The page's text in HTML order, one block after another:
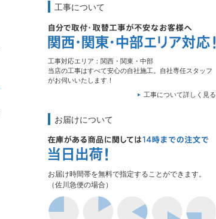
工事について
工事対応エリア：関西・関東・中部
当店の工事はすべて安心の自社施工。自社専任スタッフ
がお伺いいたします！
工事について詳しく見る
お届けについて
お届け時間帯を無料で指定することができます。
（佐川急便の場合）